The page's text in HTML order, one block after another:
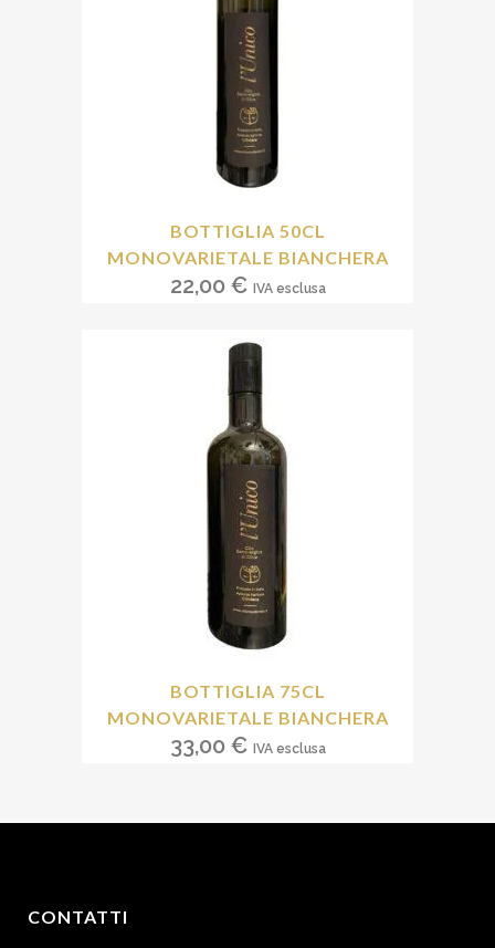
BOTTIGLIA 50CL
MONOVARIETALE BIANCHERA
22,00 € IVA esclusa
BOTTIGLIA 75CL
MONOVARIETALE BIANCHERA
33,00 € IVA esclusa
CONTATTI